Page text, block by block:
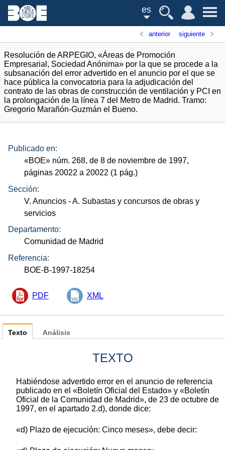
es
anterior siguiente
Resolución de ARPEGIO, «Áreas de Promoción
Empresarial, Sociedad Anónima» por la que se procede a la
subsanación del error advertido en el anuncio por el que se
hace pública la convocatoria para la adjudicación del
contrato de las obras de construcción de ventilación y PCI en
la prolongación de la línea 7 del Metro de Madrid. Tramo:
Gregorio Marañón-Guzmán el Bueno.
Publicado en:
«BOE» núm. 268, de 8 de noviembre de 1997,
páginas 20022 a 20022 (1 pág.)
Sección:
V. Anuncios - A. Subastas y concursos de obras y
servicios
Departamento:
Comunidad de Madrid
Referencia:
BOE-B-1997-18254
PDF XML
Texto
TEXTO
Habiéndose advertido error en el anuncio de referencia
publicado en el «Boletín Oficial del Estado» y «Boletín
Oficial de la Comunidad de Madrid», de 23 de octubre de
1997, en el apartado 2.d), donde dice:
«d) Plazo de ejecución: Cinco meses», debe decir:
Análisis